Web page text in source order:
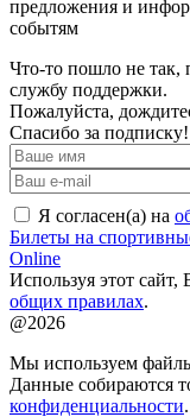
предложения и
событям
Что-то пошло не так,
службу поддержки.
Пожалуйста,
Спасибо за подписку!
Я согласен(а) на
Билеты на
Online
Используя этот сайт,
общих правилах.
@2026
Мы используем
Данные собираются
конфиденциальности.